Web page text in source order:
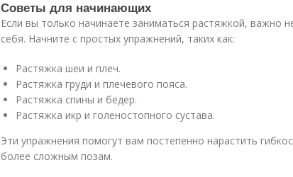
Советы для начинающих
Если вы только начинаете заниматься растяжкой, важно
себя. Начните с простых упражнений, таких как:
Растяжка шеи и плеч.
Растяжка груди и плечевого пояса.
Растяжка спины и бедер.
Растяжка икр и голеностопного сустава.
Эти упражнения помогут вам постепенно нарастить
более сложным позам.